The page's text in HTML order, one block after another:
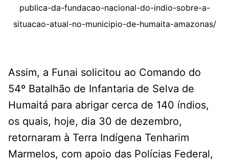
publica-da-fundacao-nacional-do-indio-sobre-a-
situacao-atual-no-municipio-de-humaita-amazonas/
Assim, a Funai solicitou ao Comando do
54º Batalhão de Infantaria de Selva de
Humaitá para abrigar cerca de 140 índios,
os quais, hoje, dia 30 de dezembro,
retornaram à Terra Indígena Tenharim
Marmelos, com apoio das Polícias Federal,